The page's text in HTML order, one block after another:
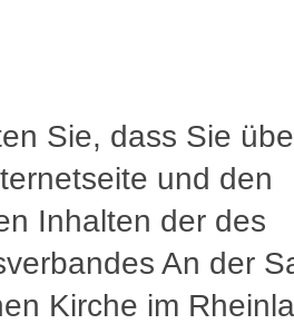
Sie, dass Sie
und den
Inhalten der des
An der
Kirche im